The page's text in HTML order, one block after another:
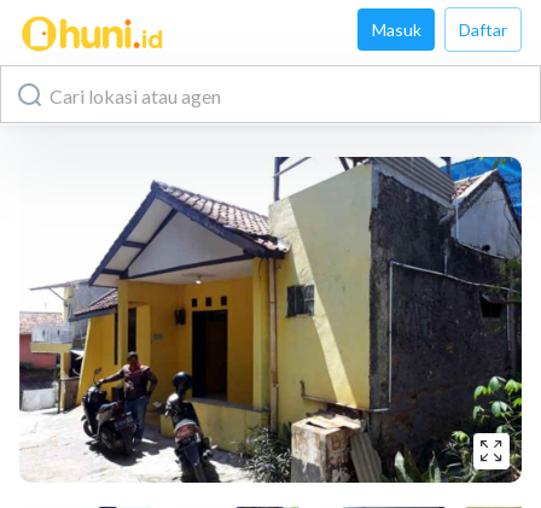
Masuk Daftar